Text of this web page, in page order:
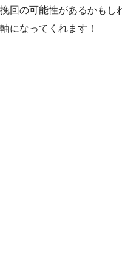
挽回の可能性があるかもし
軸になってくれます！